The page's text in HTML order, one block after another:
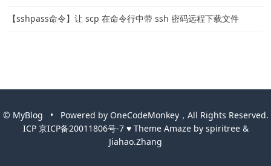
【sshpass命令】让 scp 在命令行中带 ssh 密码远程下载文件
© MyBlog • Powered by OneCodeMonkey，All Rights Reserved.
ICP 京ICP备20011806号-7 ♥Theme Amazeby spiritree&
Jiahao.Zhang